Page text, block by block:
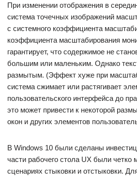
При изменении отображения в
система точечных изображений
с системного коэффициента
коэффициента масштабирования
гарантирует, что содержимое не
большим или маленьким. Однако
размытым. (Эффект хуже при
система сжимает или растягивает
пользовательского интерфейса до
это может привести к некоторой
окон и других элементов
В Windows 10 были сделаны
части рабочего стола UX были четко
сценариях стыковки и отстыковки.